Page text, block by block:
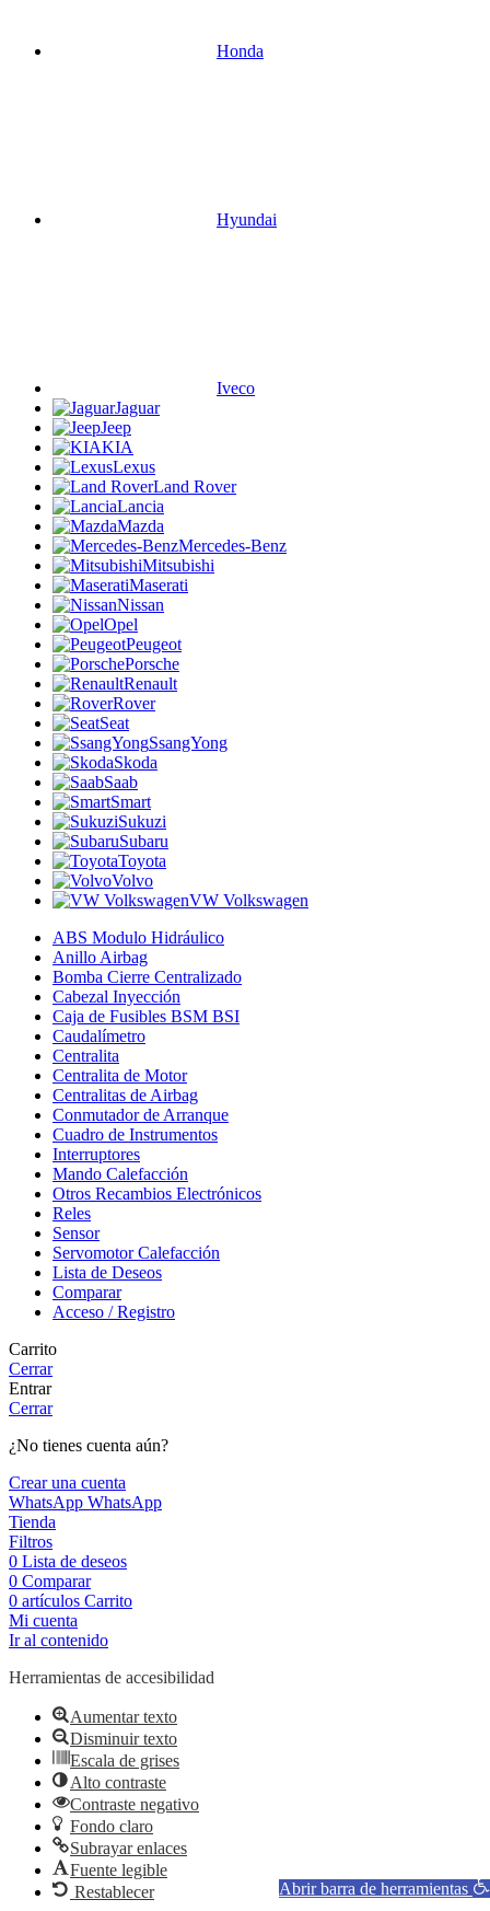
Honda
Hyundai
Iveco
Jaguar
Jeep
KIA
Lexus
Land Rover
Lancia
Mazda
Mercedes-Benz
Mitsubishi
Maserati
Nissan
Opel
Peugeot
Porsche
Renault
Rover
Seat
SsangYong
Skoda
Saab
Smart
Sukuzi
Subaru
Toyota
Volvo
VW Volkswagen
ABS Modulo Hidráulico
Anillo Airbag
Bomba Cierre Centralizado
Cabezal Inyección
Caja de Fusibles BSM BSI
Caudalímetro
Centralita
Centralita de Motor
Centralitas de Airbag
Conmutador de Arranque
Cuadro de Instrumentos
Interruptores
Mando Calefacción
Otros Recambios Electrónicos
Reles
Sensor
Servomotor Calefacción
Lista de Deseos
Comparar
Acceso / Registro
Carrito
Cerrar
Entrar
Cerrar
¿No tienes cuenta aún?
Crear una cuenta
WhatsApp WhatsApp
Tienda
Filtros
0 Lista de deseos
0 Comparar
0 artículos Carrito
Mi cuenta
Ir al contenido
Abrir barra de herramientas
Herramientas de accesibilidad
Aumentar texto
Disminuir texto
Escala de grises
Alto contraste
Contraste negativo
Fondo claro
Subrayar enlaces
Fuente legible
Restablecer